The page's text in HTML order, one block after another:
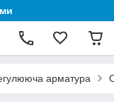
арматура